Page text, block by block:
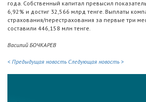
года. Собственный капитал превысил
6,92% и достиг 32,566 млрд тенге. Выплаты
страхования/перестрахования за первые три
составили 446,158 млн тенге.
Василий БОЧКАРЕВ
< Предыдущая новость Следующая новость >